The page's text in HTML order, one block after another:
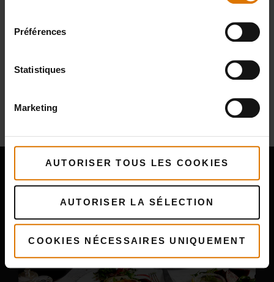
Préférences
Statistiques
Marketing
AUTORISER TOUS LES COOKIES
AUTORISER LA SÉLECTION
COOKIES NÉCESSAIRES UNIQUEMENT
Plus